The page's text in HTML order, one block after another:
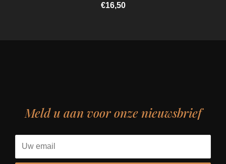
€16,50
Meld u aan voor onze nieuwsbrief